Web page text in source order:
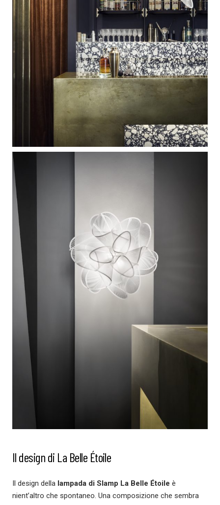
Il design di La Belle Étoile
Il design della lampada di Slamp La Belle Étoile è
nient’altro che spontaneo. Una composizione che sembra